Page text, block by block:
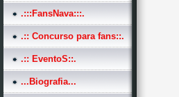
.:::FansNava:::.
.:: Concurso para fans::.
.:: EventoS::.
...Biografia...